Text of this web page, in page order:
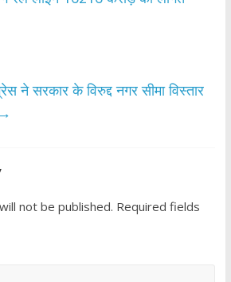
p
ने सरकार के विरुद्द नगर सीमा विस्तार
→
not be published. Required fields